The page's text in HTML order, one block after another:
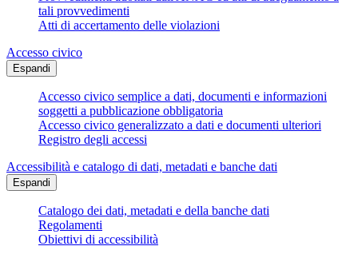
tali provvedimenti
Atti di accertamento delle violazioni
Accesso civico
Espandi
Accesso civico semplice a dati, documenti e informazioni
soggetti a pubblicazione obbligatoria
Accesso civico generalizzato a dati e documenti ulteriori
Registro degli accessi
Accessibilità e catalogo di dati, metadati e banche dati
Espandi
Catalogo dei dati, metadati e della banche dati
Regolamenti
Obiettivi di accessibilità